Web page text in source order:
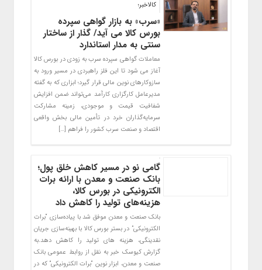
کالاخبر؛
«سرب» به بازار گواهی سپرده
بورس کالا می آید/ گذار از ساختار
سنتی به مدار استاندارد
معاملات گواهی سپرده سرب به زودی در بورس کالا
آغاز می شود تا این فلز راهبردی در مسیر ورود به
سازوکارهای نوین مالی قرار گیرد؛ ابزاری که به گفته
مدیرعامل کارگزاری کارآمد می‌تواند ضمن افزایش
شفافیت قیمت و موجودی، زمینه مشارکت
سرمایه‌گذاران خرد در تأمین مالی بخش واقعی
اقتصاد و صنعت سرب کشور را فراهم […]
گامی نو در مسیر کاهش خلق پول؛
بانک صنعت و معدن با ارائه برات
الکترونیکی در بورس کالا،
هزینه‌های تولید را کاهش داد
بانک صنعت و معدن موفق شد با پیاده‌سازی “برات
الکترونیکی” در بستر بورس کالا با بهینه‌سازی جریان
نقدینگی، هزینه های تولید را کاهش دهد.به
گزارش کیوسک خبر به نقل از روابط عمومی بانک
صنعت و معدن، ابزار نوین “برات الکترونیکی” که در